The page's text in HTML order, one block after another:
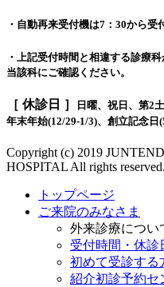
・自動再来受付機は7：30から受
・上記受付時間と相違する診療科
当該科にご確認ください。
［ 休診日 ］
日曜、祝日、第2土
年末年始(12/29-1/3)、創立記念日
Copyright (c) 2019
HOSPITAL All rights reserved.
トップページ
ご来院のみなさま
外来診療につい
受付時間・休診
初めて受診する
紹介初診予約セ